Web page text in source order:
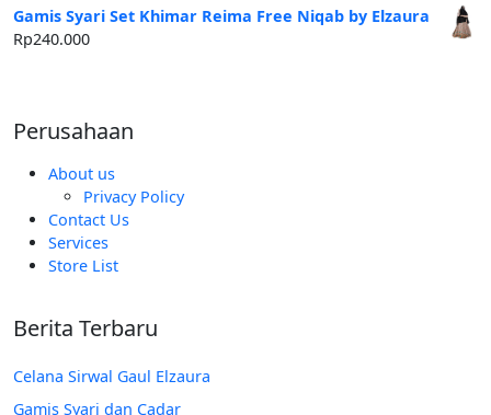
adalah:
ini
Gamis Syari Set Khimar Reima Free Niqab by Elzaura
Rp240.000
Perusahaan
About us
Privacy Policy
Contact Us
Services
Store List
Berita Terbaru
Celana Sirwal Gaul Elzaura
Gamis Syari dan Cadar